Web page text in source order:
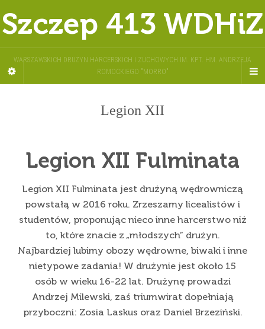
Szczep 413 WDHiZ
WARSZAWSKICH DRUŻYN HARCERSKICH I ZUCHOWYCH IM. KPT. HM. ANDRZEJA
ROMOCKIEGO "MORRO"
Legion XII
Legion XII Fulminata
Legion XII Fulminata jest drużyną wędrowniczą
powstałą w 2016 roku. Zrzeszamy licealistów i
studentów, proponując nieco inne harcerstwo niż
to, które znacie z „młodszych” drużyn.
Najbardziej lubimy obozy wędrowne, biwaki i inne
nietypowe zadania! W drużynie jest około 15
osób w wieku 16-22 lat. Drużynę prowadzi
Andrzej Milewski, zaś triumwirat dopełniają
przyboczni: Zosia Laskus oraz Daniel Brzeziński.